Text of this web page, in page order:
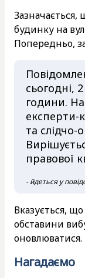
Зазначається,
будинку на
Попередньо,
сьогодні,
години.
експерти-
та слідчо-
правової
- йдеться у
Вказується,
обставини
оновлюватися.
Нагадаємо